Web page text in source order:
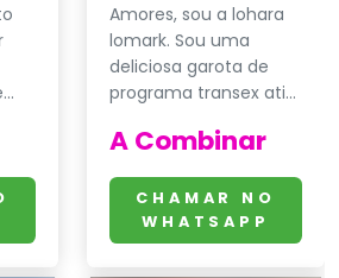
Amores, sou a lohara
lomark. Sou uma
deliciosa garota de
programa transex ati...
A Combinar
CHAMAR NO
WHATSAPP